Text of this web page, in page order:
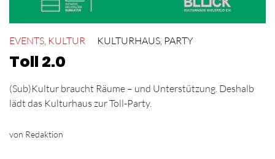
EVENTS KULTUR KULTURHAUS PARTY
Toll 2.0
(Sub)Kultur braucht Räume – und Unterstützung. Deshalb
lädt das Kulturhaus zur Toll-Party.
von Redaktion